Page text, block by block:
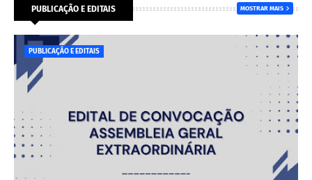
PUBLICAÇÃO E EDITAIS MOSTRAR MAIS
PUBLICAÇÃO E EDITAIS